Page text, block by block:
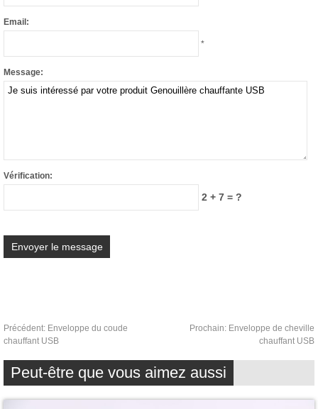
Email:
*
Message:
Vérification:
2 + 7 = ?
Précédent: Enveloppe du coude
chauffant USB
Prochain: Enveloppe de cheville
chauffant USB
Peut-être que vous aimez aussi